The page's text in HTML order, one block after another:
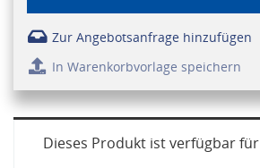
Zur Angebotsanfrage hinzufügen
In Warenkorbvorlage speichern
Dieses Produkt ist verfügbar für